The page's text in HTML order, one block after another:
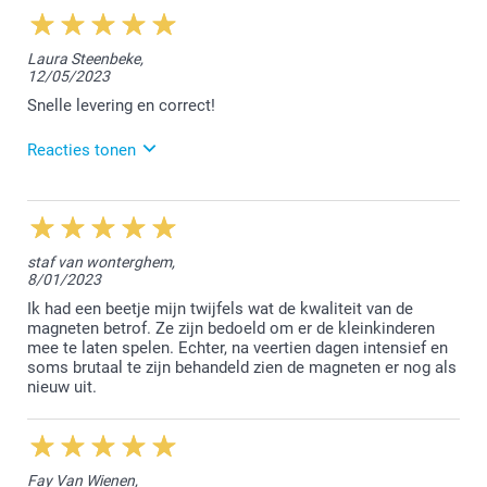
15:29
Beste Walda,
Wij zijn blij met jouw review. Ik begrijp jouw
opmerking over de prijs en je kan alle prijzen van
onze producten terugvinden op onze site. Bij
met onze klantendienst.
Vriendelijke groet!
Nathalie @smartphoto
Laura Steenbeke,
12/05/2023
Snelle levering en correct!
Reacties tonen
23/05/2023
15:16
Beste Laura,
Bedankt voor jouw positieve review! We vonden het
fijn jouw bestelling te mogen afwerken.
Vriendelijke groet!
Nathalie @smartphoto
staf van wonterghem,
8/01/2023
Ik had een beetje mijn twijfels wat de kwaliteit van de
magneten betrof. Ze zijn bedoeld om er de kleinkinderen
mee te laten spelen. Echter, na veertien dagen intensief en
soms brutaal te zijn behandeld zien de magneten er nog als
nieuw uit.
Fay Van Wienen,